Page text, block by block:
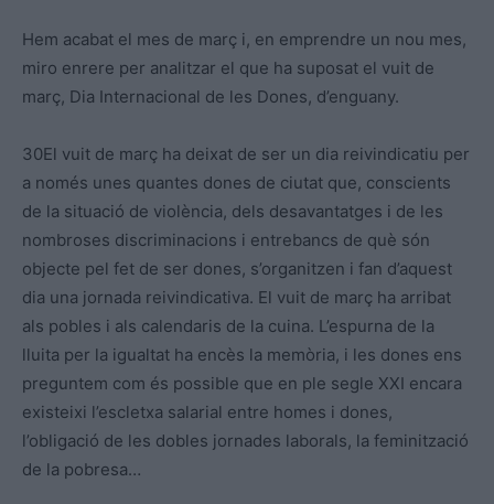
Hem acabat el mes de març i, en emprendre un nou mes,
miro enrere per analitzar el que ha suposat el vuit de
març, Dia Internacional de les Dones, d’enguany.
30El vuit de març ha deixat de ser un dia reivindicatiu per
a només unes quantes dones de ciutat que, conscients
de la situació de violència, dels desavantatges i de les
nombroses discriminacions i entrebancs de què són
objecte pel fet de ser dones, s’organitzen i fan d’aquest
dia una jornada reivindicativa. El vuit de març ha arribat
als pobles i als calendaris de la cuina. L’espurna de la
lluita per la igualtat ha encès la memòria, i les dones ens
preguntem com és possible que en ple segle XXI encara
existeixi l’escletxa salarial entre homes i dones,
l’obligació de les dobles jornades laborals, la feminització
de la pobresa…